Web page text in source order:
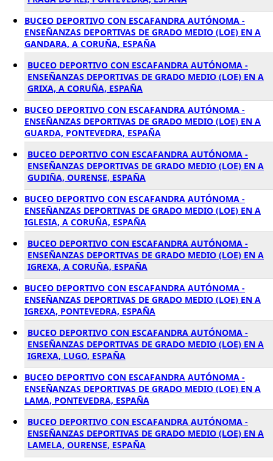
BUCEO DEPORTIVO CON ESCAFANDRA AUTÓNOMA -
ENSEÑANZAS DEPORTIVAS DE GRADO MEDIO (LOE) EN A
GANDARA, A CORUÑA, ESPAÑA
BUCEO DEPORTIVO CON ESCAFANDRA AUTÓNOMA -
ENSEÑANZAS DEPORTIVAS DE GRADO MEDIO (LOE) EN A
GRIXA, A CORUÑA, ESPAÑA
BUCEO DEPORTIVO CON ESCAFANDRA AUTÓNOMA -
ENSEÑANZAS DEPORTIVAS DE GRADO MEDIO (LOE) EN A
GUARDA, PONTEVEDRA, ESPAÑA
BUCEO DEPORTIVO CON ESCAFANDRA AUTÓNOMA -
ENSEÑANZAS DEPORTIVAS DE GRADO MEDIO (LOE) EN A
GUDIÑA, OURENSE, ESPAÑA
BUCEO DEPORTIVO CON ESCAFANDRA AUTÓNOMA -
ENSEÑANZAS DEPORTIVAS DE GRADO MEDIO (LOE) EN A
IGLESIA, A CORUÑA, ESPAÑA
BUCEO DEPORTIVO CON ESCAFANDRA AUTÓNOMA -
ENSEÑANZAS DEPORTIVAS DE GRADO MEDIO (LOE) EN A
IGREXA, A CORUÑA, ESPAÑA
BUCEO DEPORTIVO CON ESCAFANDRA AUTÓNOMA -
ENSEÑANZAS DEPORTIVAS DE GRADO MEDIO (LOE) EN A
IGREXA, PONTEVEDRA, ESPAÑA
BUCEO DEPORTIVO CON ESCAFANDRA AUTÓNOMA -
ENSEÑANZAS DEPORTIVAS DE GRADO MEDIO (LOE) EN A
IGREXA, LUGO, ESPAÑA
BUCEO DEPORTIVO CON ESCAFANDRA AUTÓNOMA -
ENSEÑANZAS DEPORTIVAS DE GRADO MEDIO (LOE) EN A
LAMA, PONTEVEDRA, ESPAÑA
BUCEO DEPORTIVO CON ESCAFANDRA AUTÓNOMA -
ENSEÑANZAS DEPORTIVAS DE GRADO MEDIO (LOE) EN A
LAMELA, OURENSE, ESPAÑA